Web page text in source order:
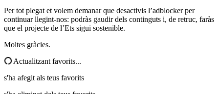
Per tot plegat et volem demanar que desactivis l’adblocker per
continuar llegint-nos: podràs gaudir dels continguts i, de retruc, faràs
que el projecte de l’Ets sigui sostenible.
Moltes gràcies.
Actualitzant favorits...
s'ha afegit als teus favorits